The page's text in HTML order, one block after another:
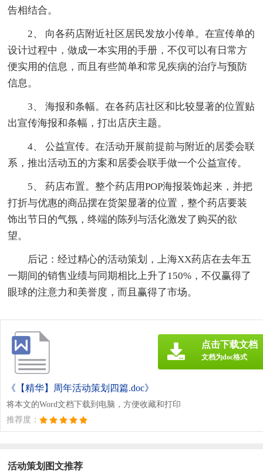
告相结合。
2、 向各药店附近社区居民发放小传单。在宣传单的
设计过程中，做成一本实用的手册，不仅可以有日常方
便实用的信息，而且有些简单和常见疾病的治疗与预防
信息。
3、 海报和条幅。在各药店社区和比较显著的位置贴
出宣传海报和条幅，打出店庆主题。
4、 公益宣传。在活动开展前提前与附近的居委会联
系，推出活动五的方案和居委会联手做一个公益宣传。
5、 药店布置。整个药店用POP海报装饰起来，并把
打折与优惠的商品摆在货架显著的位置，整个药店要装
饰出节日的气氛，终端的陈列与活化激发了购买的欲
望。
后记：经过精心的活动策划，上海XX药店在去年五
一期间的销售业绩与同期相比上升了150%，不仅赢得了
眼球的注意力和美誉度，而且赢得了市场。
《【精华】周年活动策划四篇.doc》
将本文的Word文档下载到电脑，方便收藏和打印
推荐度：
点击下载文档
文档为doc格式
活动策划图文推荐